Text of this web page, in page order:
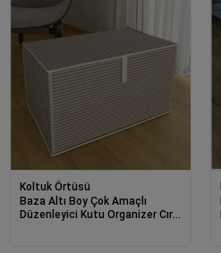
Koltuk Örtüsü
Baza Altı Boy Çok Amaçlı
Düzenleyici Kutu Organizer Cırt